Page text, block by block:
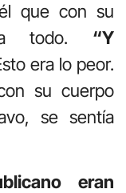
que con su
todo. “Y
era lo peor.
su cuerpo
se sentía
eran